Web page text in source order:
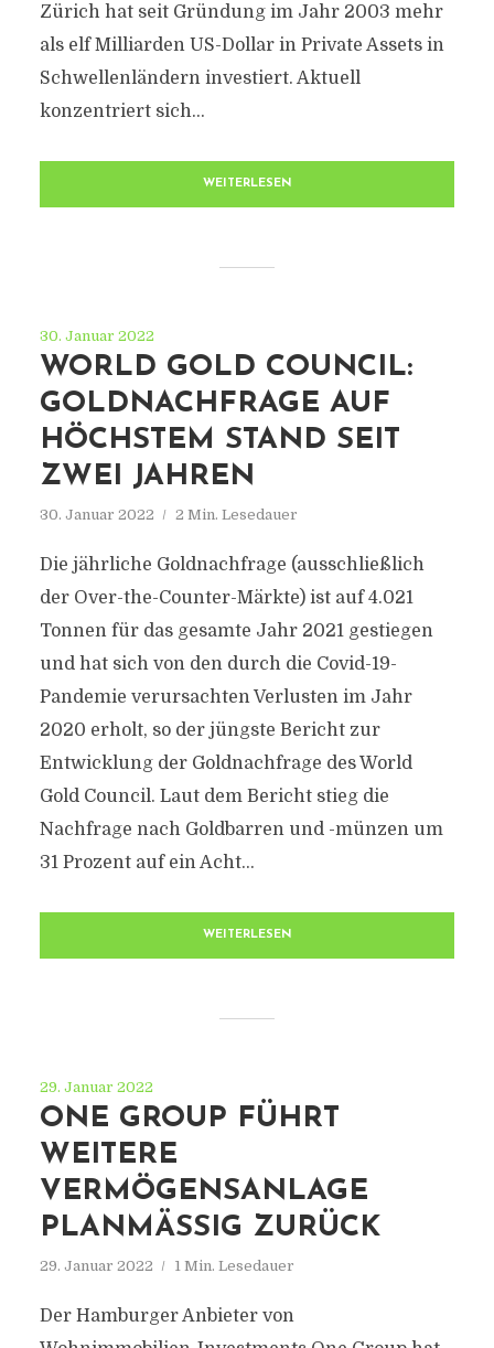
Zürich hat seit Gründung im Jahr 2003 mehr
als elf Milliarden US-Dollar in Private Assets in
Schwellenländern investiert. Aktuell
konzentriert sich...
WEITERLESEN
30. Januar 2022
WORLD GOLD COUNCIL:
GOLDNACHFRAGE AUF
HÖCHSTEM STAND SEIT
ZWEI JAHREN
30. Januar 2022 2 Min. Lesedauer
Die jährliche Goldnachfrage (ausschließlich
der Over-the-Counter-Märkte) ist auf 4.021
Tonnen für das gesamte Jahr 2021 gestiegen
und hat sich von den durch die Covid-19-
Pandemie verursachten Verlusten im Jahr
2020 erholt, so der jüngste Bericht zur
Entwicklung der Goldnachfrage des World
Gold Council. Laut dem Bericht stieg die
Nachfrage nach Goldbarren und -münzen um
31 Prozent auf ein Acht...
WEITERLESEN
29. Januar 2022
ONE GROUP FÜHRT
WEITERE
VERMÖGENSANLAGE
PLANMÄSSIG ZURÜCK
29. Januar 2022 1 Min. Lesedauer
Der Hamburger Anbieter von